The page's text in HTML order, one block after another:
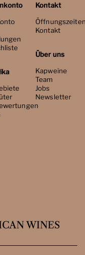
Kontakt
Kontakt
Über uns
Kapweine
Team
Jobs
Newsletter
WINES